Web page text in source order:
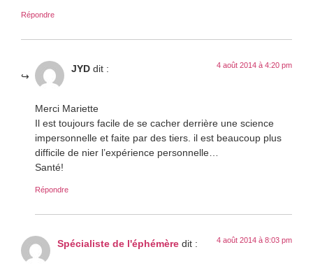
Répondre
JYD dit : 4 août 2014 à 4:20 pm
Merci Mariette
Il est toujours facile de se cacher derrière une science
impersonnelle et faite par des tiers. il est beaucoup plus
difficile de nier l’expérience personnelle…
Santé!
Répondre
Spécialiste de l'éphémère dit : 4 août 2014 à 8:03 pm